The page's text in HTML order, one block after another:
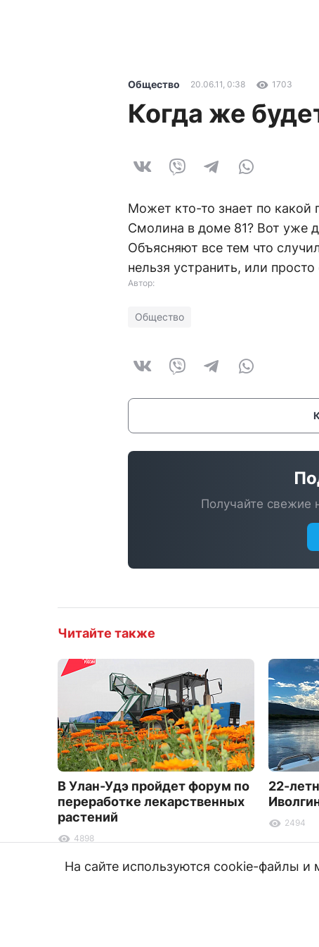
Общество 20.06.11, 0:38 1703
Когда же
Может кто-то знает по какой
Смолина в доме 81? Вот уже
Объясняют все тем что
нельзя устранить, или просто
Автор:
Общество
Получайте свежие
Читайте также
В Улан-Удэ пройдет форум по
переработке лекарственных
растений
4898
22-
2494
На сайте используются cookie-файлы